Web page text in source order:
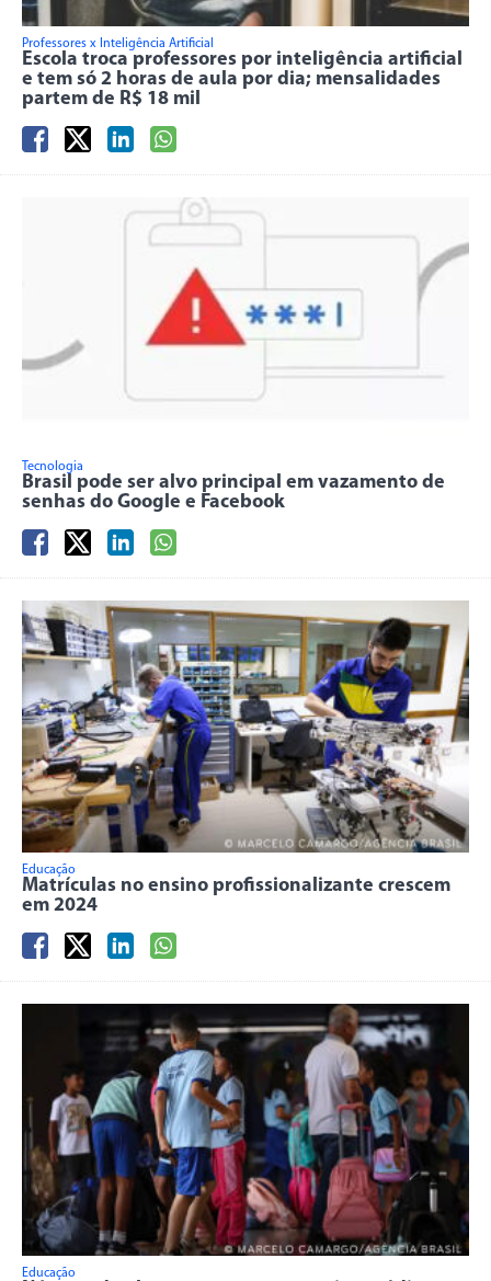
Professores x Inteligência Artificial
Escola troca professores por inteligência artificial
e tem só 2 horas de aula por dia; mensalidades
partem de R$ 18 mil
Tecnologia
Brasil pode ser alvo principal em vazamento de
senhas do Google e Facebook
Educação
Matrículas no ensino profissionalizante crescem
em 2024
Educação